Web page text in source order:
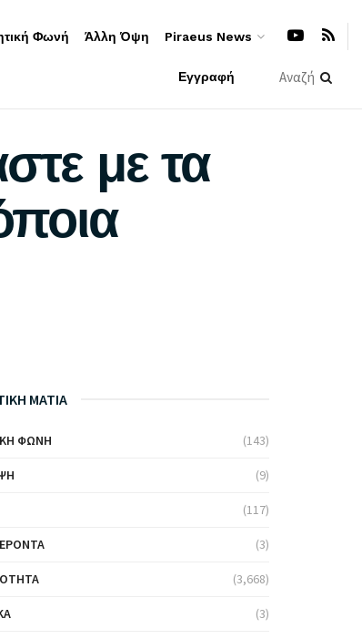
Φωνή Άλλη Όψη Piraeus News
Εγγραφή
με τα
ΜΑΤΙΑ
ΦΩΝΉ (143)
(9)
(117)
(3)
(3,668)
(3)